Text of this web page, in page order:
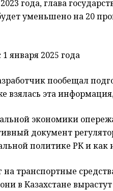
года, глава
уменьшено на 20
января 2025 года
пообещал
взялась эта
экономики
документ
политике РК и как
транспортные
в Казахстане